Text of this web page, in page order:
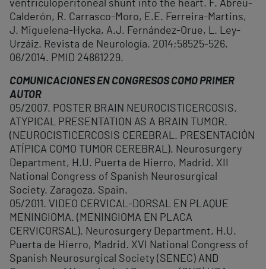
ventriculoperitoneal shunt into the heart. F. Abreu-
Calderón, R. Carrasco-Moro, E.E. Ferreira-Martins,
J. Miguelena-Hycka, A.J. Fernández-Orue, L. Ley-
Urzáiz. Revista de Neurología. 2014;58525-526.
06/2014. PMID 24861229.
COMUNICACIONES EN CONGRESOS COMO PRIMER
AUTOR
05/2007. POSTER BRAIN NEUROCISTICERCOSIS.
ATYPICAL PRESENTATION AS A BRAIN TUMOR.
(NEUROCISTICERCOSIS CEREBRAL. PRESENTACIÓN
ATÍPICA COMO TUMOR CEREBRAL). Neurosurgery
Department, H.U. Puerta de Hierro, Madrid. XII
National Congress of Spanish Neurosurgical
Society. Zaragoza, Spain.
05/2011. VIDEO CERVICAL-DORSAL EN PLAQUE
MENINGIOMA. (MENINGIOMA EN PLACA
CERVICORSAL). Neurosurgery Department, H.U.
Puerta de Hierro, Madrid. XVI National Congress of
Spanish Neurosurgical Society (SENEC) AND